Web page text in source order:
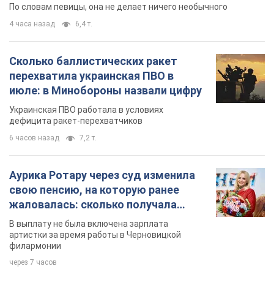
По словам певицы, она не делает ничего необычного
4 часа назад 6,4 т.
Сколько баллистических ракет
перехватила украинская ПВО в
июле: в Минобороны назвали цифру
Украинская ПВО работала в условиях
дефицита ракет-перехватчиков
6 часов назад 7,2 т.
Аурика Ротару через суд изменила
свою пенсию, на которую ранее
жаловалась: сколько получала
певица
В выплату не была включена зарплата
артистки за время работы в Черновицкой
филармонии
через 7 часов